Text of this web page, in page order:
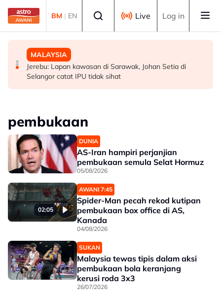
Skip to main content
BM | EN Live Log in
MALAYSIA
Akar reput, rongga pada pangkal punca pokok tumbang
- MBPP
POLITIK
WARISAN teliti rundingan kerusi bersama STAR, KDM
hadapi PRU16 - Shafie
MALAYSIA
Jerebu: Lapan kawasan di Sarawak, Johan Setia di
Selangor catat IPU tidak sihat
pembukaan
DUNIA
AS-Iran hampiri perjanjian
pembukaan semula Selat Hormuz
05/08/2026
02:05
AWANI 7:45
Spider-Man pecah rekod kutipan
pembukaan box office di AS,
Kanada
04/08/2026
SUKAN
Malaysia tewas tipis dalam aksi
pembukaan bola keranjang
kerusi roda 3x3
26/07/2026